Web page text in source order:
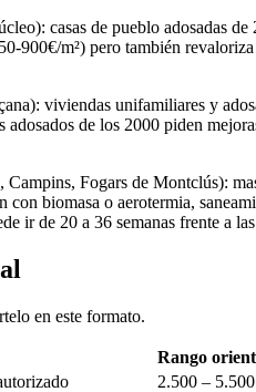
casas de pueblo adosadas
m²) pero también
viviendas unifamiliares y
de los 2000 piden
Fogars de Montclús):
biomasa o aerotermia,
de 20 a 36 semanas frente a
en este formato.
Rango
2.500 –